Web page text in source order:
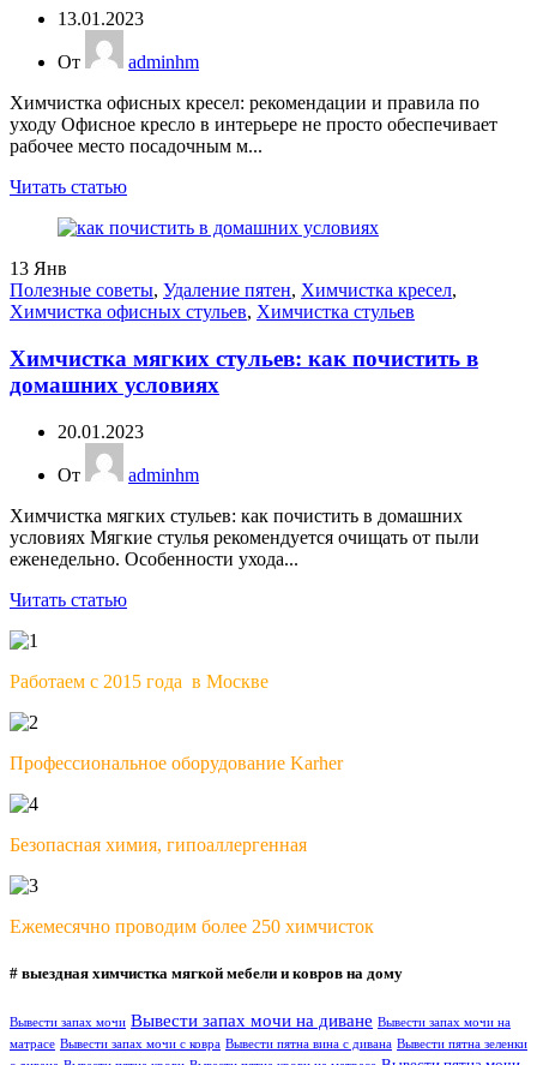
13.01.2023
От
adminhm
Химчистка офисных кресел: рекомендации и правила по
уходу Офисное кресло в интерьере не просто обеспечивает
рабочее место посадочным м...
Читать статью
13 Янв
Полезные советы, Удаление пятен, Химчистка кресел,
Химчистка офисных стульев, Химчистка стульев
Химчистка мягких стульев: как почистить в
домашних условиях
20.01.2023
От
adminhm
Химчистка мягких стульев: как почистить в домашних
условиях Мягкие стулья рекомендуется очищать от пыли
еженедельно. Особенности ухода...
Читать статью
Работаем с 2015 года в Москве
Профессиональное оборудование Karher
Безопасная химия, гипоаллергенная
Ежемесячно проводим более 250 химчисток
# выездная химчистка мягкой мебели и ковров на дому
Вывести запах мочи Вывести запах мочи на диване Вывести запах мочи на
матрасе Вывести запах мочи с ковра Вывести пятна вина с дивана Вывести пятна зеленки